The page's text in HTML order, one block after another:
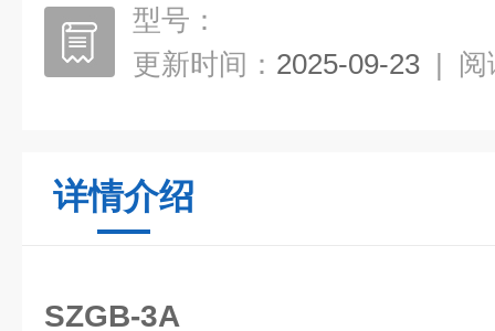
型号：
更新时间： 2025-09-23 | 阅
详情介绍
SZGB-3A